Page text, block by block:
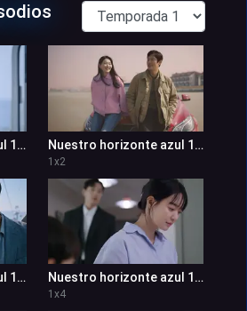
Nuestro horizonte azul 1x1 Nuestro horizonte azul 1x2
1 x2
Nuestro horizonte azul 1x3 Nuestro horizonte azul 1x4
1 x4